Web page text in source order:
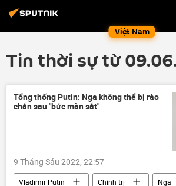
Việt Nam
Tin thời sự từ
Tổng thống Putin: Nga không thể bị rào
chắn sau "bức màn sắt"
9 Tháng Sáu 2022, 22:57
Vladimir Putin Chính trị
Nga